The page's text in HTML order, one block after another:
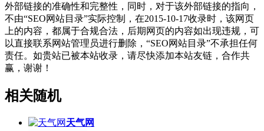
外部链接的准确性和完整性，同时，对于该外部链接的指向，
不由“SEO网站目录”实际控制，在2015-10-17收录时，该网页
上的内容，都属于合规合法，后期网页的内容如出现违规，可
以直接联系网站管理员进行删除，“SEO网站目录”不承担任何
责任。如贵站已被本站收录，请尽快添加本站友链，合作共
赢，谢谢！
相关随机
天气网